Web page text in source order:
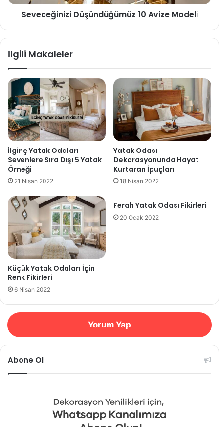
Seveceğinizi Düşündüğümüz 10 Avize Modeli
İlgili Makaleler
İlginç Yatak Odaları
Sevenlere Sıra Dışı 5 Yatak
Örneği
21 Nisan 2022
Yatak Odası
Dekorasyonunda Hayat
Kurtaran İpuçları
18 Nisan 2022
Küçük Yatak Odaları İçin
Renk Fikirleri
6 Nisan 2022
Ferah Yatak Odası Fikirleri
20 Ocak 2022
Yorum Yap
Abone Ol